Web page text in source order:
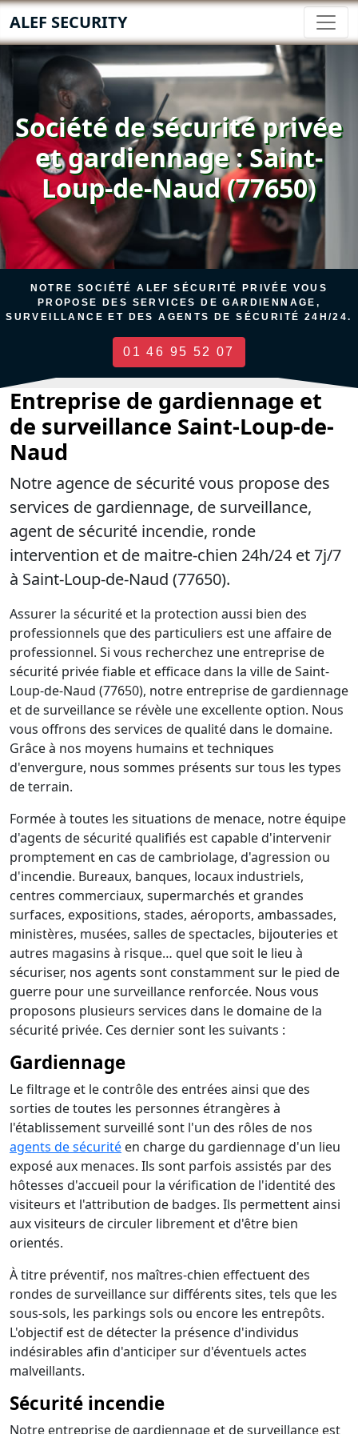
ALEF SECURITY
Société de sécurité privée
et gardiennage : Saint-
Loup-de-Naud (77650)
NOTRE SOCIÉTÉ ALEF SÉCURITÉ PRIVÉE VOUS
PROPOSE DES SERVICES DE GARDIENNAGE,
SURVEILLANCE ET DES AGENTS DE SÉCURITÉ 24H/24.
01 46 95 52 07
Entreprise de gardiennage et
de surveillance Saint-Loup-de-
Naud
Notre agence de sécurité vous propose des
services de gardiennage, de surveillance,
agent de sécurité incendie, ronde
intervention et de maitre-chien 24h/24 et 7j/7
à Saint-Loup-de-Naud (77650).
Assurer la sécurité et la protection aussi bien des
professionnels que des particuliers est une affaire de
professionnel. Si vous recherchez une entreprise de
sécurité privée fiable et efficace dans la ville de Saint-
Loup-de-Naud (77650), notre entreprise de gardiennage
et de surveillance se révèle une excellente option. Nous
vous offrons des services de qualité dans le domaine.
Grâce à nos moyens humains et techniques
d'envergure, nous sommes présents sur tous les types
de terrain.
Formée à toutes les situations de menace, notre équipe
d'agents de sécurité qualifiés est capable d'intervenir
promptement en cas de cambriolage, d'agression ou
d'incendie. Bureaux, banques, locaux industriels,
centres commerciaux, supermarchés et grandes
surfaces, expositions, stades, aéroports, ambassades,
ministères, musées, salles de spectacles, bijouteries et
autres magasins à risque… quel que soit le lieu à
sécuriser, nos agents sont constamment sur le pied de
guerre pour une surveillance renforcée. Nous vous
proposons plusieurs services dans le domaine de la
sécurité privée. Ces dernier sont les suivants :
Gardiennage
Le filtrage et le contrôle des entrées ainsi que des
sorties de toutes les personnes étrangères à
l'établissement surveillé sont l'un des rôles de nos
agents de sécurité en charge du gardiennage d'un lieu
exposé aux menaces. Ils sont parfois assistés par des
hôtesses d'accueil pour la vérification de l'identité des
visiteurs et l'attribution de badges. Ils permettent ainsi
aux visiteurs de circuler librement et d'être bien
orientés.
À titre préventif, nos maîtres-chien effectuent des
rondes de surveillance sur différents sites, tels que les
sous-sols, les parkings sols ou encore les entrepôts.
L'objectif est de détecter la présence d'individus
indésirables afin d'anticiper sur d'éventuels actes
malveillants.
Sécurité incendie
Notre entreprise de gardiennage et de surveillance est